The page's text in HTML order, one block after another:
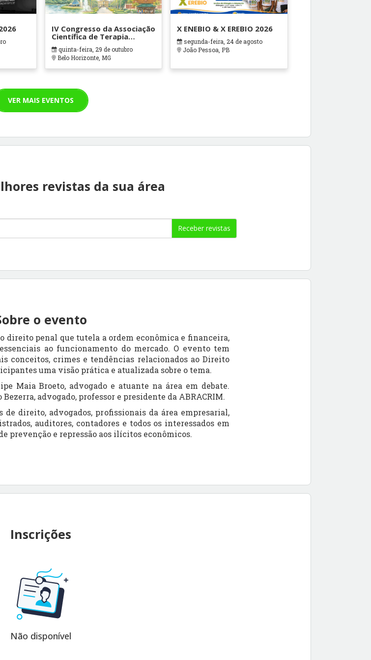
IV Congresso da Associação
Científica de Terapia
Ocupacional em Contextos
Hospitalares e Cuidados
Paliativos - ATOHOSP
quinta-feira, 29 de outubro
Belo Horizonte, MG
X ENEBIO & X EREBIO 2026
segunda-feira, 24 de agosto
João Pessoa, PB
VER MAIS EVENTOS
revistas da sua área
Receber revistas
o evento
direito penal que tutela a ordem econômica e financeira,
ao funcionamento do mercado. O evento tem
conceitos, crimes e tendências relacionados ao Direito
uma visão prática e atualizada sobre o tema.
Maia Broeto, advogado e atuante na área em debate.
Bezerra, advogado, professor e presidente da ABRACRIM.
de direito, advogados, profissionais da área empresarial,
auditores, contadores e todos os interessados em
prevenção e repressão aos ilícitos econômicos.
Inscrições
Não disponível